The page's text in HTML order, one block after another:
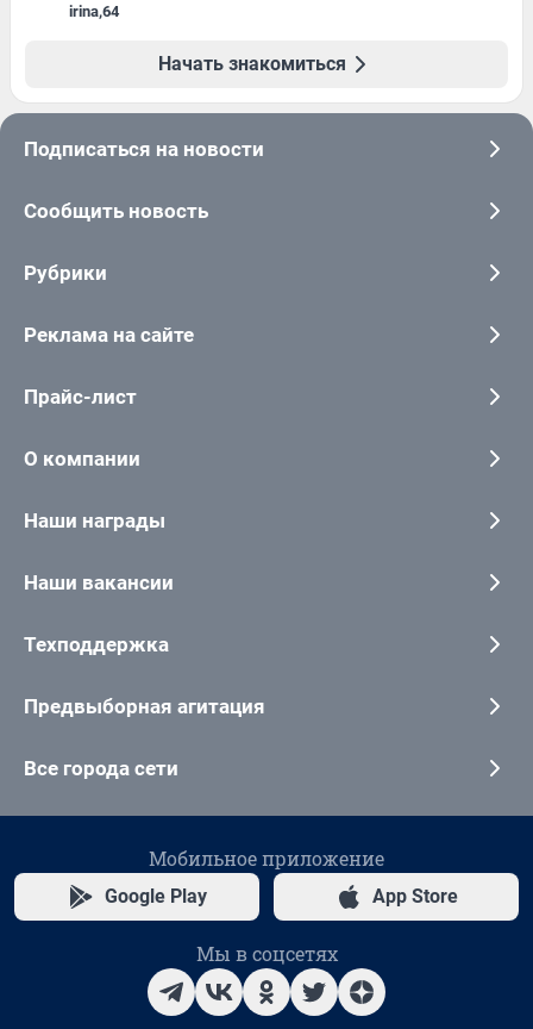
irina,64
Начать знакомиться
Подписаться на новости
Сообщить новость
Рубрики
Реклама на сайте
Прайс-лист
О компании
Наши награды
Наши вакансии
Техподдержка
Предвыборная агитация
Все города сети
Мобильное приложение
Google Play App Store
Мы в соцсетях